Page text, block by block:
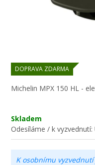
DOPRAVA ZDARMA
Michelin MPX 150 HL -
Skladem
Odesíláme / k vyzvednutí:
K osobnímu